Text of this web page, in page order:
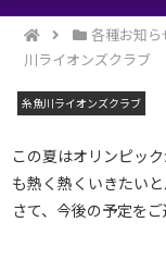
各種お知ら
川ライオンズクラブ
糸魚川ライオンズクラブ
この夏はオリンピッ
も熱く熱くいきたいと
さて、今後の予定をご